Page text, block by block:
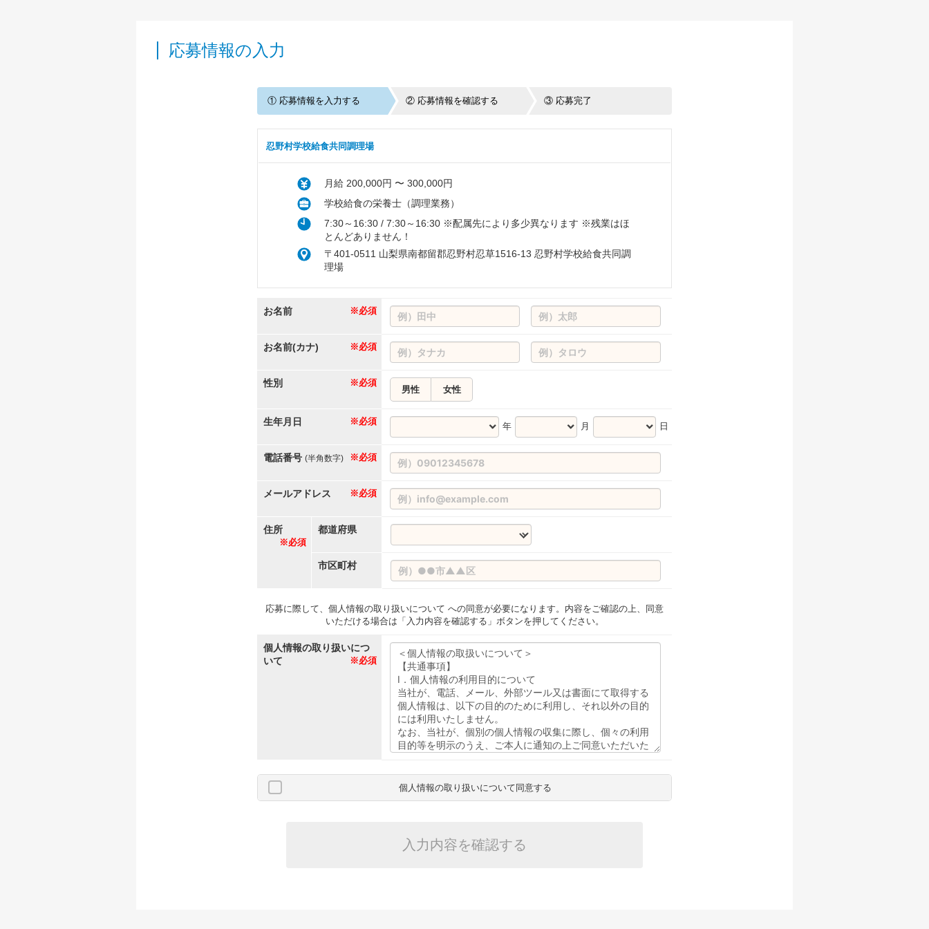
応募情報の入力
① 応募情報を入力する ② 応募情報を確認する ③ 応募完了
忍野村学校給食共同調理場
月給 200,000円 〜 300,000円
学校給食の栄養士（調理業務）
7:30～16:30 / 7:30～16:30 ※配属先により多少異なります ※残業はほ
とんどありません！
〒401-0511 山梨県南都留郡忍野村忍草1516-13 忍野村学校給食共同調
理場
お名前 ※必須
お名前(カナ) ※必須
性別 ※必須
男性 女性
生年月日 ※必須 年 月 日
電話番号 ※必須
(半角数字)
メールアドレス ※必須
住所
※必須
都道府県
市区町村
応募に際して、個人情報の取り扱いについて への同意が必要になります。内容をご確認の上、同意
いただける場合は「入力内容を確認する」ボタンを押してください。
個人情報の取り扱いにつ
いて
※必須
個人情報の取り扱いについて同意する
入力内容を確認する